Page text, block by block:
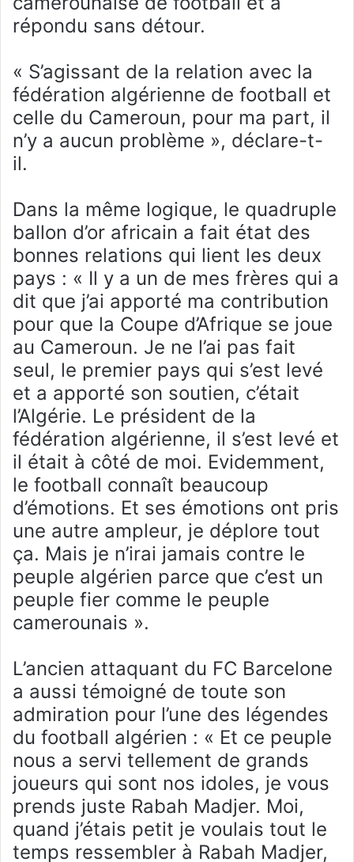
répondu sans détour.
« S’agissant de la relation avec la
fédération algérienne de football et
celle du Cameroun, pour ma part, il
n’y a aucun problème », déclare-t-
il.
Dans la même logique, le quadruple
ballon d’or africain a fait état des
bonnes relations qui lient les deux
pays : « Il y a un de mes frères qui a
dit que j’ai apporté ma contribution
pour que la Coupe d’Afrique se joue
au Cameroun. Je ne l’ai pas fait
seul, le premier pays qui s’est levé
et a apporté son soutien, c’était
l’Algérie. Le président de la
fédération algérienne, il s’est levé et
il était à côté de moi. Evidemment,
le football connaît beaucoup
d’émotions. Et ses émotions ont pris
une autre ampleur, je déplore tout
ça. Mais je n’irai jamais contre le
peuple algérien parce que c’est un
peuple fier comme le peuple
camerounais ».
L’ancien attaquant du FC Barcelone
a aussi témoigné de toute son
admiration pour l’une des légendes
du football algérien : « Et ce peuple
nous a servi tellement de grands
joueurs qui sont nos idoles, je vous
prends juste Rabah Madjer. Moi,
quand j’étais petit je voulais tout le
temps ressembler à Rabah Madjer,